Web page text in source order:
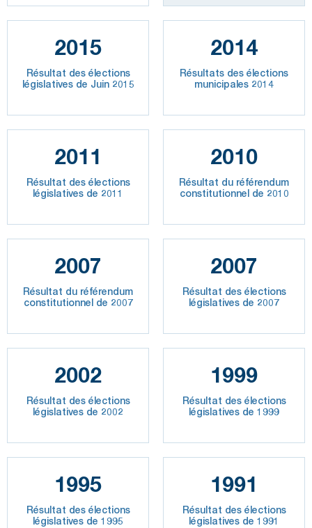
2015
Résultat des élections
législatives de Juin 2015
2014
Résultats des élections
municipales 2014
2011
Résultat des élections
législatives de 2011
2010
Résultat du référendum
constitutionnel de 2010
2007
Résultat du référendum
constitutionnel de 2007
2007
Résultat des élections
législatives de 2007
2002
Résultat des élections
législatives de 2002
1999
Résultat des élections
législatives de 1999
1995
Résultat des élections
législatives de 1995
1991
Résultat des élections
législatives de 1991